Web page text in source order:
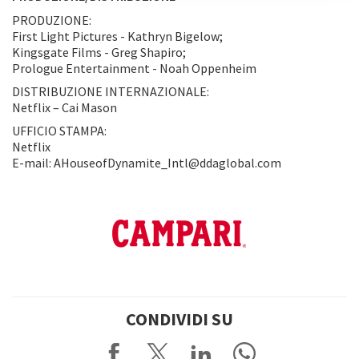
PRODUZIONE:
First Light Pictures - Kathryn Bigelow;
Kingsgate Films - Greg Shapiro;
Prologue Entertainment - Noah Oppenheim
DISTRIBUZIONE INTERNAZIONALE:
Netflix – Cai Mason
UFFICIO STAMPA:
Netflix
E-mail: AHouseofDynamite_Intl@ddaglobal.com
CONDIVIDI SU